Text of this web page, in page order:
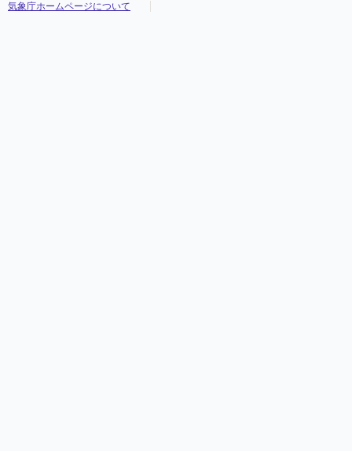
気象庁ホームページについて